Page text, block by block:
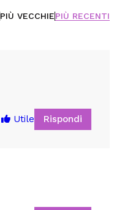
PIÙ VECCHIEPIÙ RECENTI
Utile Rispondi